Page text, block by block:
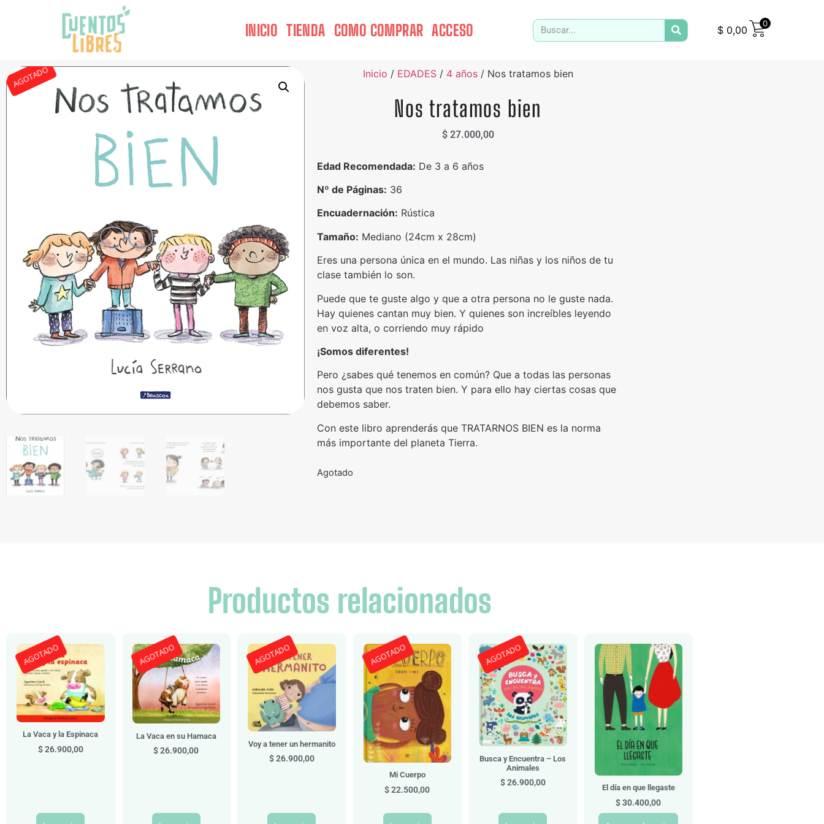
INICIO TIENDA COMO COMPRAR ACCESO $0,00
0
AGOTADO Inicio / EDADES / 4 años / Nos tratamos bien
Nos tratamos bien
$ 27.000,00
Edad Recomendada: De 3 a 6 años
Nº de Páginas: 36
Encuadernación: Rústica
Tamaño: Mediano (24cm x 28cm)
Eres una persona única en el mundo. Las niñas y los niños de tu
clase también lo son.
Puede que te guste algo y que a otra persona no le guste nada.
Hay quienes cantan muy bien. Y quienes son increíbles leyendo
en voz alta, o corriendo muy rápido
¡Somos diferentes!
Pero ¿sabes qué tenemos en común? Que a todas las personas
nos gusta que nos traten bien. Y para ello hay ciertas cosas que
debemos saber.
Con este libro aprenderás que TRATARNOS BIEN es la norma
más importante del planeta Tierra.
Agotado
Productos relacionados
AGOTADO
La Vaca y la Espinaca
$26.900,00
AGOTADO
La Vaca en su Hamaca
$26.900,00
AGOTADO
Voy a tener un hermanito
$26.900,00
AGOTADO
Mi Cuerpo
$22.500,00
AGOTADO
Busca y Encuentra – Los
Animales
$26.900,00
El día en que llegaste
$30.400,00